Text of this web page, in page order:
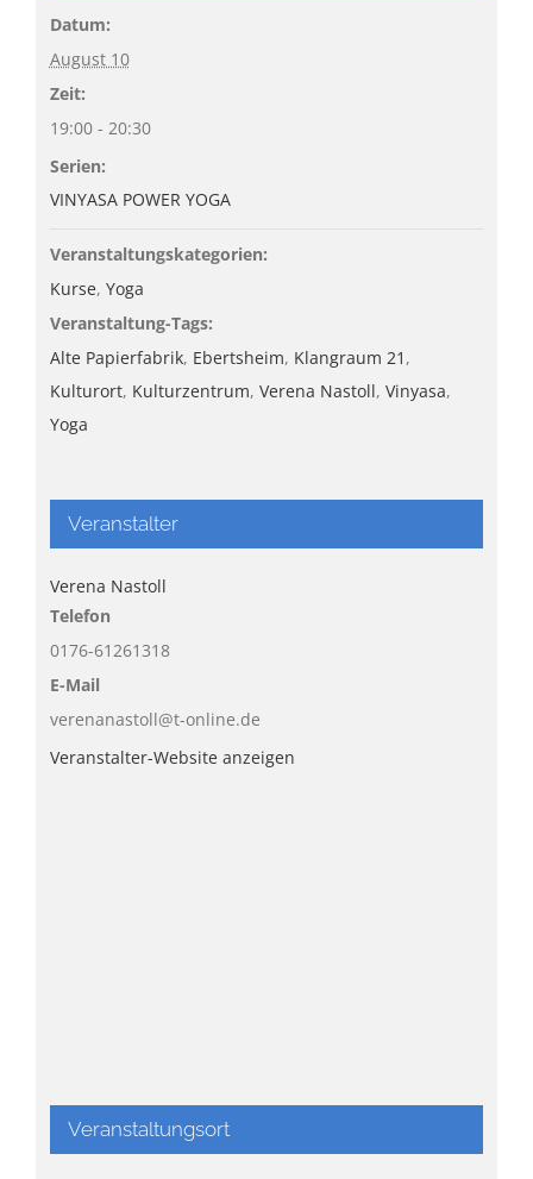
Datum:
August 10
Zeit:
19:00 - 20:30
Serien:
VINYASA POWER YOGA
Veranstaltungskategorien:
Kurse, Yoga
Veranstaltung-Tags:
Alte Papierfabrik, Ebertsheim, Klangraum 21 ,
Kulturort, Kulturzentrum, Verena Nastoll, Vinyasa,
Yoga
Veranstalter
Verena Nastoll
Telefon
0176-61261318
E-Mail
verenanastoll@t-online.de
Veranstalter-Website anzeigen
Veranstaltungsort